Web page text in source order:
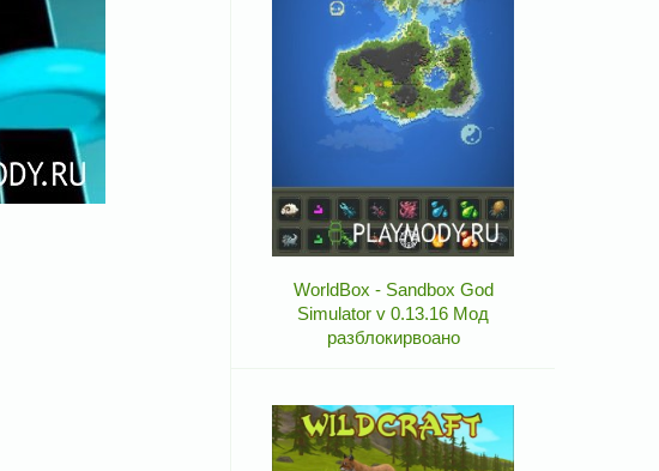
WorldBox - Sandbox God
Simulator v 0.13.16 Мод
разблокирвоано